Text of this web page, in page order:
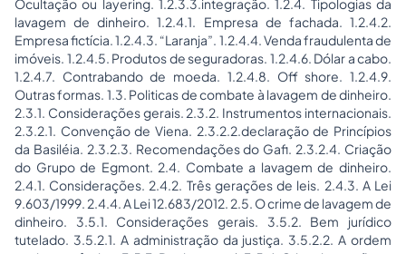
Ocultação ou layering. 1.2.3.3.integração. 1.2.4. Tipologias da
lavagem de dinheiro. 1.2.4.1. Empresa de fachada. 1.2.4.2.
Empresa fictícia. 1.2.4.3. “Laranja”. 1.2.4.4. Venda fraudulenta de
imóveis. 1.2.4.5. Produtos de seguradoras. 1.2.4.6. Dólar a cabo.
1.2.4.7. Contrabando de moeda. 1.2.4.8. Off shore. 1.2.4.9.
Outras formas. 1.3. Politicas de combate à lavagem de dinheiro.
2.3.1. Considerações gerais. 2.3.2. Instrumentos internacionais.
2.3.2.1. Convenção de Viena. 2.3.2.2.declaração de Princípios
da Basiléia. 2.3.2.3. Recomendações do Gafi. 2.3.2.4. Criação
do Grupo de Egmont. 2.4. Combate a lavagem de dinheiro.
2.4.1. Considerações. 2.4.2. Três gerações de leis. 2.4.3. A Lei
9.603/1999. 2.4.4. A Lei 12.683/2012. 2.5. O crime de lavagem de
dinheiro. 3.5.1. Considerações gerais. 3.5.2. Bem jurídico
tutelado. 3.5.2.1. A administração da justiça. 3.5.2.2. A ordem